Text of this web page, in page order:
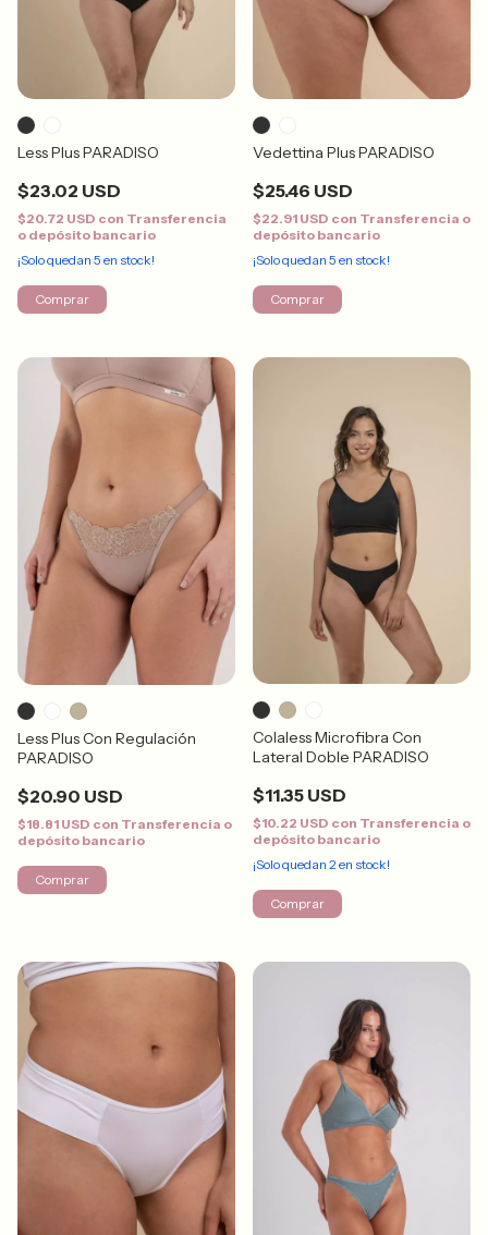
Less Plus PARADISO
$23.02 USD
$20.72 USD con Transferencia
o depósito bancario
¡Solo quedan 5 en stock!
Comprar
Vedettina Plus PARADISO
$25.46 USD
$22.91 USD con Transferencia o
depósito bancario
¡Solo quedan 5 en stock!
Comprar
Less Plus Con Regulación
PARADISO
$20.90 USD
$18.81 USD con Transferencia o
depósito bancario
Comprar
Colaless Microfibra Con
Lateral Doble PARADISO
$11.35 USD
$10.22 USD con Transferencia o
depósito bancario
¡Solo quedan 2en stock!
Comprar